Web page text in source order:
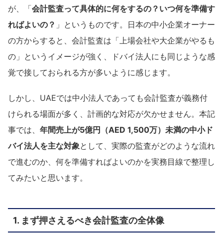
が、「会計監査って具体的に何をするの？いつ何を準備す
ればよいの？ 」というものです。日本の中小企業オーナー
の方からすると、会計監査は「上場会社や大企業がやるも
の」というイメージが強く、ドバイ法人にも同じような感
覚で接しておられる方が多いように感じます。
しかし、UAEでは中小法人であっても会計監査が義務付
けられる場面が多く、計画的な対応が欠かせません。本記
事では、 年間売上が5億円（AED 1,500万）未満の中小ド
バイ法人を主な対象として、実際の監査がどのような流れ
で進むのか、何を準備すればよいのかを実務目線で整理し
てみたいと思います。
1. まず押さえるべき会計監査の全体像